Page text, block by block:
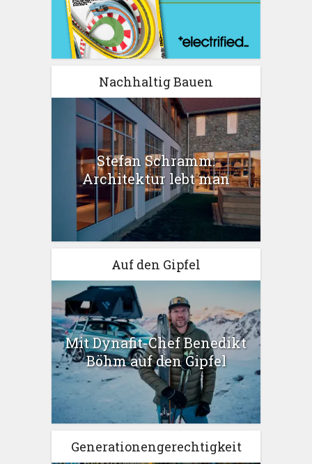
Nachhaltig Bauen
Stefan Schramm:
Architektur lebt man
Auf den Gipfel
Mit Dynafit-Chef Benedikt
Böhm auf den Gipfel
Generationengerechtigkeit